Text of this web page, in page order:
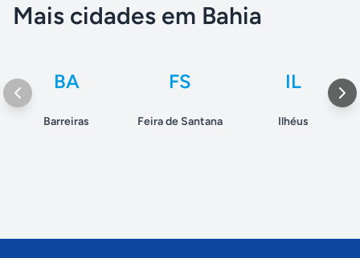
Mais cidades em Bahia
BA
Barreiras
FS
Feira de Santana
IL
Ilhéus